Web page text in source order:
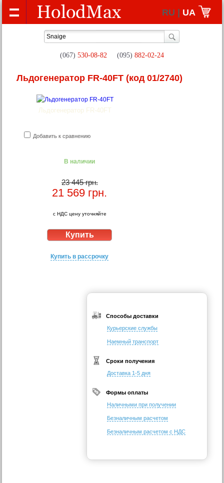
RU | UA
(067) 530-08-82 (095) 882-02-24
Льдогенератор FR-40FT (код 01/2740)
Льдогенератор FR-40FT
Добавить к сравнению
В наличии
23 445 грн.
21 569 грн.
с НДС цену уточняйте
Купить в рассрочку
Способы доставки
Курьерские службы
Наемный транспорт
Сроки получения
Доставка 1-5 дня
Формы оплаты
Наличными при получении
Безналичным расчетом
Безналичным расчетом с НДС